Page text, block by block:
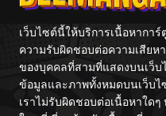
เว็บไซต์นี้ให้บริการเนื้อหากา
ความรับผิดชอบต่อความเสียห
ของบุคคลที่สามที่แสดงบนเว็บ
ข้อมูลและภาพทั้งหมดบนเว็บไ
เราไม่รับผิดชอบต่อเนื้อหาใ